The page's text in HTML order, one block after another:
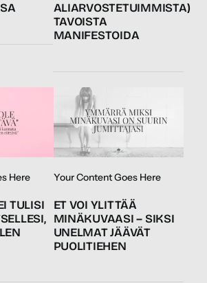
ALIARVOSTETUIMMISTA)
TAVOISTA
MANIFESTOIDA
Here
TULISI
Your Content Goes Here
ET VOI YLITTÄÄ
MINÄKUVAASI – SIKSI
UNELMAT JÄÄVÄT
PUOLITIEHEN